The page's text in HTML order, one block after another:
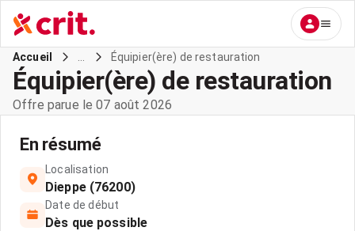
Accueil Équipier(ère) de restauration
Équipier(ère) de restauration
Offre parue le 07 août 2026
En résumé
Localisation
Dieppe (76200)
Date de début
Dès que possible